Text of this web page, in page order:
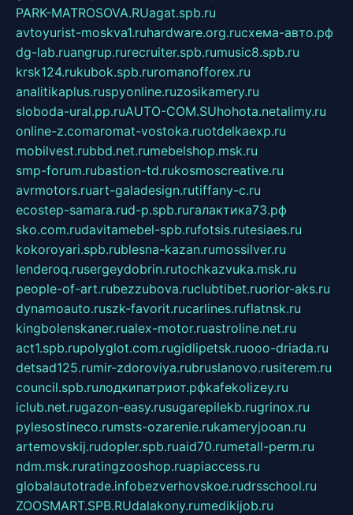
PARK-MATROSOVA.RUagat.spb.ru
avtoyurist-moskva1.ruhardware.org.ruсхема-авто.рф
dg-lab.ruangrup.rurecruiter.spb.rumusic8.spb.ru
krsk124.rukubok.spb.ruromanofforex.ru
analitikaplus.ruspyonline.ruzosikamery.ru
sloboda-ural.pp.ruAUTO-COM.SUhohota.netalimy.ru
online-z.comaromat-vostoka.ruotdelkaexp.ru
mobilvest.rubbd.net.rumebelshop.msk.ru
smp-forum.rubastion-td.rukosmoscreative.ru
avrmotors.ruart-galadesign.rutiffany-c.ru
ecostep-samara.rud-p.spb.ruгалактика73.рф
sko.com.rudavitamebel-spb.rufotsis.rutesiaes.ru
kokoroyari.spb.rublesna-kazan.rumossilver.ru
lenderoq.rusergeydobrin.rutochkazvuka.msk.ru
people-of-art.rubezzubova.ruclubtibet.ruorior-aks.ru
dynamoauto.ruszk-favorit.rucarlines.ruflatnsk.ru
kingbolenskaner.rualex-motor.ruastroline.net.ru
act1.spb.rupolyglot.com.rugidlipetsk.ruooo-driada.ru
detsad125.rumir-zdoroviya.rubruslanovo.rusiterem.ru
council.spb.ruлодкипатриот.рфkafekolizey.ru
iclub.net.rugazon-easy.rusugarepilekb.rugrinox.ru
pylesostineco.rumsts-ozarenie.rukameryjooan.ru
artemovskij.rudopler.spb.ruaid70.rumetall-perm.ru
ndm.msk.ruratingzooshop.ruapiaccess.ru
globalautotrade.infobezverhovskoe.rudrsschool.ru
ZOOSMART.SPB.RUdalakony.rumedikijob.ru